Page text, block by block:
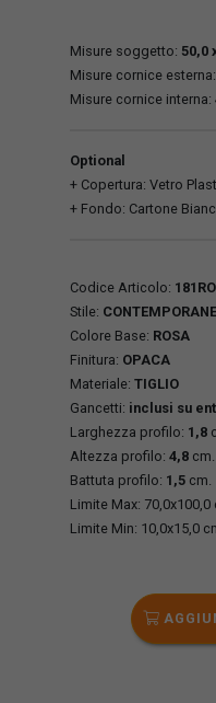
Misure soggetto: 50,0
Misure cornice esterna:
Misure cornice interna:
Optional
+ Copertura: Vetro
+ Fondo: Cartone
Codice Articolo:
Stile:
Colore Base: ROSA
Finitura: OPACA
Materiale: TIGLIO
Gancetti: inclusi su
Larghezza profilo: 1,8
Altezza profilo: 4,8 cm.
Battuta profilo: 1,5 cm.
Limite Max: 70,0x100,0
Limite Min: 10,0x15,0